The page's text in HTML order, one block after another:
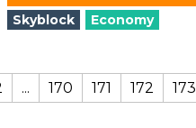
Skyblock Economy
... 170 171 172 173